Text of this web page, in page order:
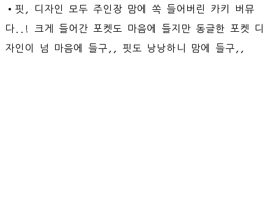
•핏, 디자인 모두 주인장 맘에 쏙 들어버린 카키 버뮤
다..! 크게 들어간 포켓도 마음에 들지만 동글한 포켓 디
자인이 넘 마음에 들구,, 핏도 낭낭하니 맘에 들구,,